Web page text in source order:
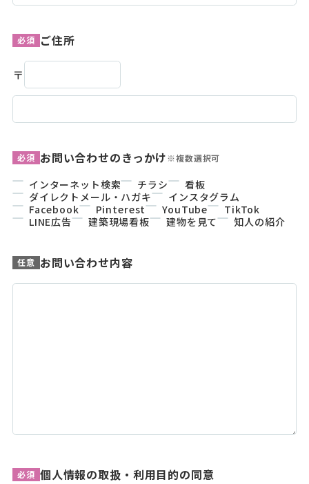
必須 ご住所
〒
必須 お問い合わせのきっかけ※複数選択可
インターネット検索 チラシ
看板
ダイレクトメール・ハガキ
インスタグラム
Facebook
Pinterest YouTube
TikTok
LINE広告
建築現場看板 建物を見て 知人の紹介
任意 お問い合わせ内容
必須 個人情報の取扱・利用目的の同意